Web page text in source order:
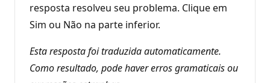
resposta resolveu seu problema. Clique em
Sim ou Não na parte inferior.
Esta resposta foi traduzida automaticamente.
Como resultado, pode haver erros gramaticais ou